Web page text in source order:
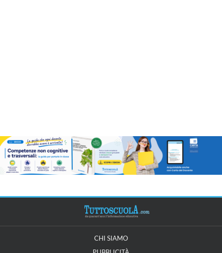
CHI SIAMO